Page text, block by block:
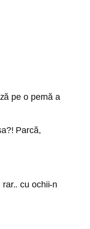
pe o pernă a
Parcă,
cu ochii-n